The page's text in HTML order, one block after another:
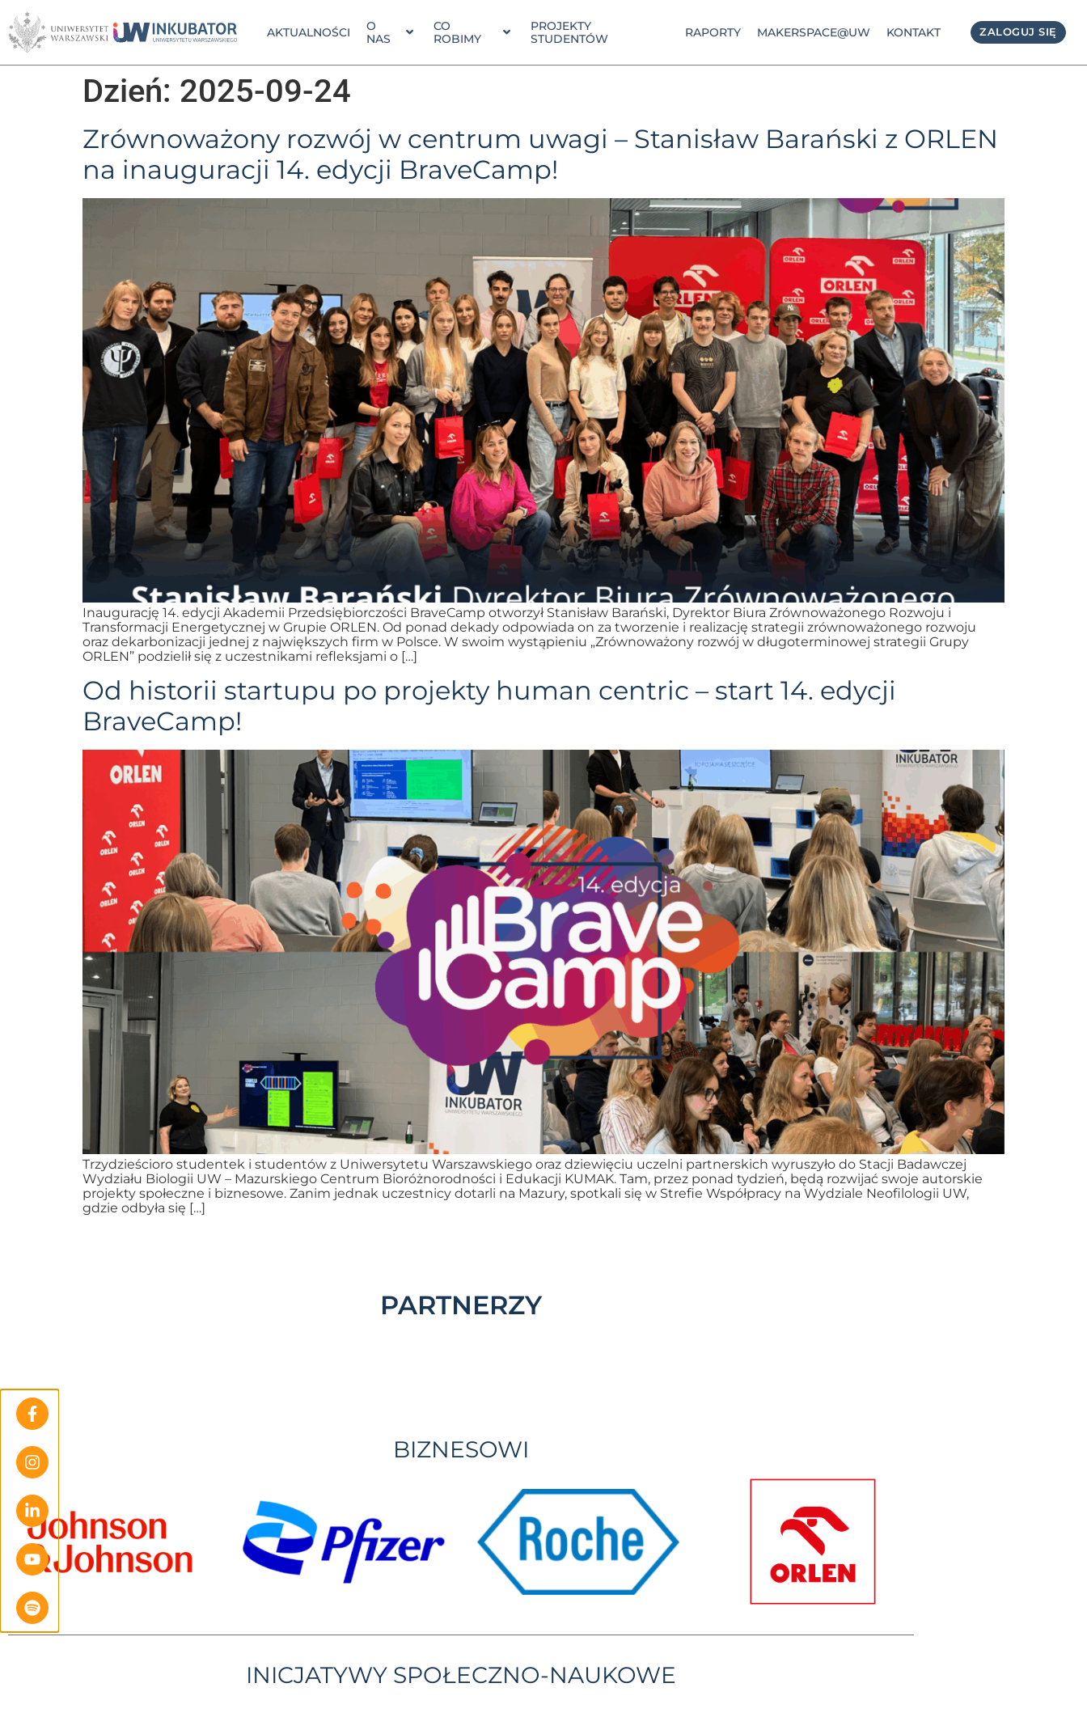
AKTUALNOŚCI
O
NAS
CO
ROBIMY
PROJEKTY
STUDENTÓW
RAPORTY MAKERSPACE@UW KONTAKT ZALOGUJ SIĘ
Dzień: 2025-09-24
Zrównoważony rozwój w centrum uwagi – Stanisław Barański z ORLEN
na inauguracji 14. edycji BraveCamp!
Inaugurację 14. edycji Akademii Przedsiębiorczości BraveCamp otworzył Stanisław Barański, Dyrektor Biura Zrównoważonego Rozwoju i
Transformacji Energetycznej w Grupie ORLEN. Od ponad dekady odpowiada on za tworzenie i realizację strategii zrównoważonego rozwoju
oraz dekarbonizacji jednej z największych firm w Polsce. W swoim wystąpieniu „Zrównoważony rozwój w długoterminowej strategii Grupy
ORLEN” podzielił się z uczestnikami refleksjami o […]
Od historii startupu po projekty human centric – start 14. edycji
BraveCamp!
Trzydzieścioro studentek i studentów z Uniwersytetu Warszawskiego oraz dziewięciu uczelni partnerskich wyruszyło do Stacji Badawczej
Wydziału Biologii UW – Mazurskiego Centrum Bioróżnorodności i Edukacji KUMAK. Tam, przez ponad tydzień, będą rozwijać swoje autorskie
projekty społeczne i biznesowe. Zanim jednak uczestnicy dotarli na Mazury, spotkali się w Strefie Współpracy na Wydziale Neofilologii UW,
gdzie odbyła się […]
PARTNERZY
BIZNESOWI
INICJATYWY SPOŁECZNO-NAUKOWE